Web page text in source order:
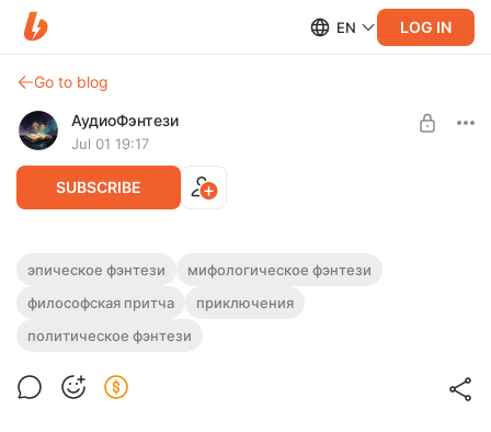
EN LOG IN
Go to blog
АудиоФэнтези
Jul 01 19:17
SUBSCRIBE
Аудиокнига фэнтези "Империя зверя"
Полная версия.
Слушайте эту и другие фэнтези-аудиокниги полностью, без
рекламы и любых ограничений!
Level required:
эпическое фэнтези
мифологическое фэнтези
философская притча
приключения
политическое фэнтези